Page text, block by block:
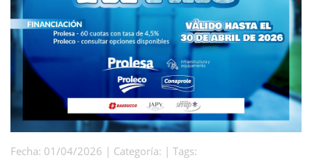
Fecha: 01/04/2026 | Categoría: | Tags: